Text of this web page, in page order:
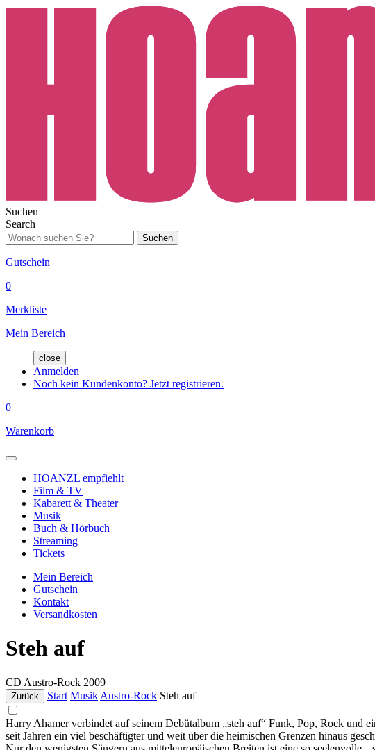
Suchen
Search
Suchen
Gutschein
0
Merkliste
Mein Bereich
close
Anmelden
Noch kein Kundenkonto? Jetzt registrieren.
0
Warenkorb
HOANZL empfiehlt
Film & TV
Kabarett & Theater
Musik
Buch & Hörbuch
Streaming
Tickets
Mein Bereich
Gutschein
Kontakt
Versandkosten
Steh auf
CD Austro-Rock 2009
Zurück Start Musik Austro-Rock Steh auf
Harry Ahamer verbindet auf seinem Debütalbum „steh auf“ Funk, Pop, Rock und
seit Jahren ein viel beschäftigter und weit über die heimischen Grenzen hinaus